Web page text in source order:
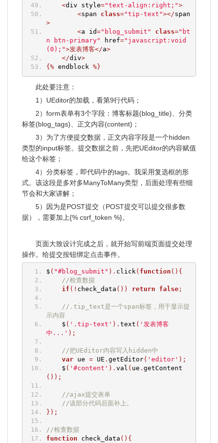
<div style="text-align:right;">
<span class="tip-text"></span
>
<a id="blog_submit" class="bt
n btn-primary" href="javascript:void
(0);">发表博客</a>
</div>
{% endblock %}
此处要注意：
1）UEditor的加载，看第9行代码；
2）form表单有3个字段：博客标题(blog_title)、分类
标签(blog_tags)、正文内容(content)；
3）为了方便提交数据，正文内容字段是一个hidden
类型的input标签。提交数据之前，先把UEditor的内容赋值
给这个标签；
4）分类标签，即代码中的tags。我采用复选框的形
式。该这段是多对多ManyToMany类型，后面处理有些细
节会和大家讲解；
5）因为是POST提交（POST提交可以提交很多数
据），需要加上{% csrf_token %}。
页面大致设计完成之后，就开始写前端页面提交处理
操作。给提交按钮绑定点击事件。
$ ( "#blog_submit" ). click( function (){
//检查数据
if (! check_data ()) return false;
//.tip_text是一个span标签，用于显示提
示内容
$ ( '.tip-text' ). text ( '发表博客
中...' );
//把UEditor内容写入hidden中
var ue = UE . getEditor( 'editor' );
$ ( '#content' ). val ( ue . getContent
());
//ajax提交表单
//该部分代码后面补上。
});
//检查数据
function check_data (){